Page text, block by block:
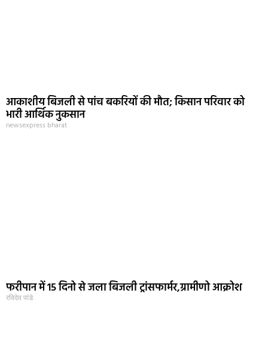
आकाशीय बिजली से पांच बकरियों की मौत; किसान परिवार को
भारी आर्थिक नुकसान
newsexpress bharat
फरीपान में 15 दिनो से जला बिजली ट्रांसफार्मर,ग्रामीणो आक्रोश
रविदेव पांडे